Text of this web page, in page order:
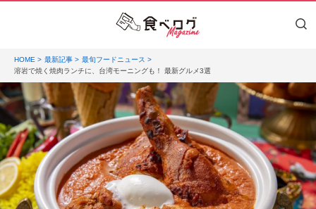
HOME 最新記事
最旬フードニュース
溶岩で焼く焼肉ランチに、台湾モーニングも！ 最新グルメ3選